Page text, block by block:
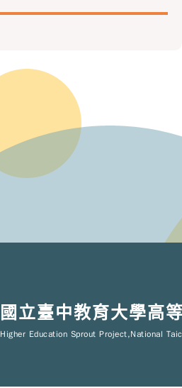
國立臺中教育大學高
Higher Education Sprout Project,National